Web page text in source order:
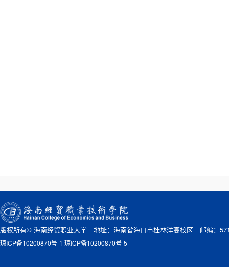
版权所有© 海南经贸职业大学 地址：海南省海口市桂林洋高校区 邮编：
琼ICP备10200870号-1 琼ICP备10200870号-5